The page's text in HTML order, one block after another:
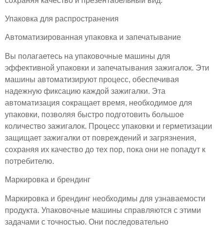
Упаковка для распространения
Автоматизированная упаковка и запечатывание
Вы полагаетесь на упаковочные машины для
эффективной упаковки и запечатывания зажигалок. Эти
машины автоматизируют процесс, обеспечивая
надежную фиксацию каждой зажигалки. Эта
автоматизация сокращает время, необходимое для
упаковки, позволяя быстро подготовить большое
количество зажигалок. Процесс упаковки и герметизации
защищает зажигалки от повреждений и загрязнения,
сохраняя их качество до тех пор, пока они не попадут к
потребителю.
Маркировка и брендинг
Маркировка и брендинг необходимы для узнаваемости
продукта. Упаковочные машины справляются с этими
задачами с точностью. Они последовательно